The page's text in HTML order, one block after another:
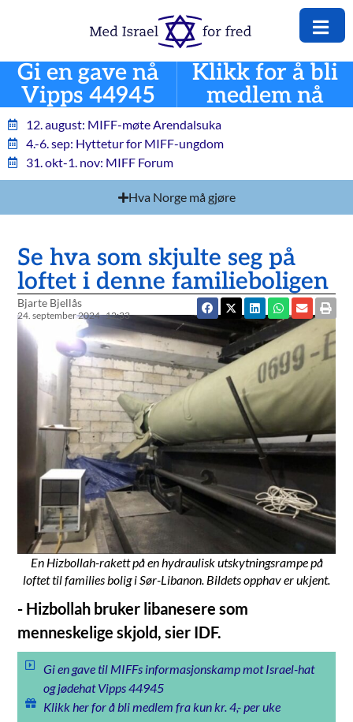
Gi en gave nå
Vipps 44945
Klikk for å bli
medlem nå
12. august: MIFF-møte Arendalsuka
4.-6. sep: Hyttetur for MIFF-ungdom
31. okt-1. nov: MIFF Forum
Hva Norge må gjøre
Se hva som skjulte seg på
loftet i denne familieboligen
Bjarte Bjellås
24. september 2024 12:33
En Hizbollah-rakett på en hydraulisk utskytningsrampe på
loftet til families bolig i Sør-Libanon. Bildets opphav er ukjent.
- Hizbollah bruker libanesere som
menneskelige skjold, sier IDF.
Gi en gave til MIFFs informasjonskamp mot Israel-hat
og jødehat Vipps 44945
Klikk her for å bli medlem fra kun kr. 4,- per uke